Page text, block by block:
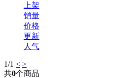
上架
销量
价格
更新
人气
1/1 < >
共0个商品